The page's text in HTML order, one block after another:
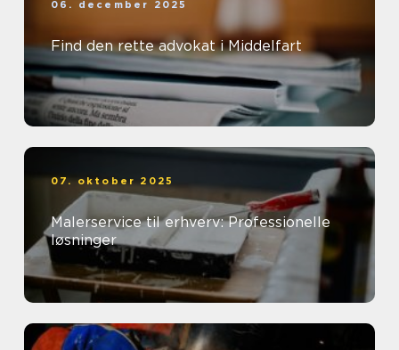
06. december 2025
Find den rette advokat i Middelfart
07. oktober 2025
Malerservice til erhverv: Professionelle
løsninger